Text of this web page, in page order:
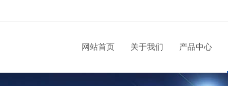
网站首页 关于我们 产品中心